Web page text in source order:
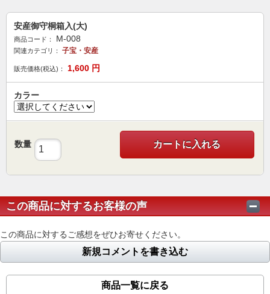
安産御守桐箱入(大)
商品コード： M-008
関連カテゴリ： 子宝・安産
販売価格(税込)： 1,600 円
カラー
数量 カートに入れる
この商品に対するお客様の声
この商品に対するご感想をぜひお寄せください。
新規コメントを書き込む
商品一覧に戻る